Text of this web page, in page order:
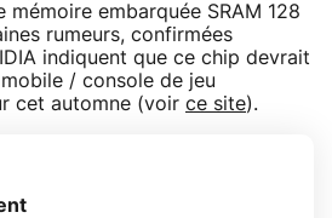
embarquée SRAM 128
rumeurs, confirmées
indiquent que ce chip devrait
/ console de jeu
cet automne (voir ce site).